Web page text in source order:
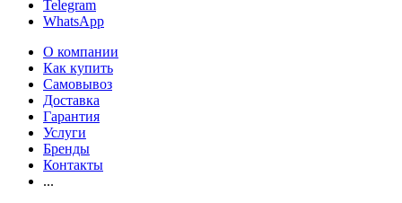
Telegram
WhatsApp
О компании
Как купить
Самовывоз
Доставка
Гарантия
Услуги
Бренды
Контакты
...